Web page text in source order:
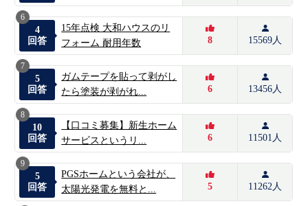
6
4
回答
15年点検 大和ハウスのリ
フォーム 耐用年数
8 15569人
7
5
回答
ガムテープを貼って剥がし
たら塗装が剥がれ...
6 13456人
8
10
回答
【口コミ募集】新生ホーム
サービスというリ...
6 11501人
9
5
回答
PGSホームという会社が、
太陽光発電を無料と...
5 11262人